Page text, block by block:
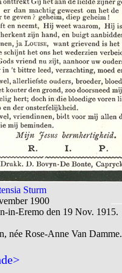
Sturm
1900
in-Eremo den 19 Nov. 1915.
née Rose-Anne Van Damme.